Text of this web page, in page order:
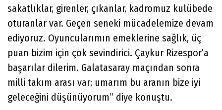
sakatlıklar, girenler, çıkanlar, kadromuz kulübede
oturanlar var. Geçen seneki mücadelemize devam
ediyoruz. Oyuncularımın emeklerine sağlık, üç
puan bizim için çok sevindirici. Çaykur Rizespor’a
başarılar dilerim. Galatasaray maçından sonra
milli takım arası var; umarım bu aranın bize iyi
geleceğini düşünüyorum” diye konuştu.